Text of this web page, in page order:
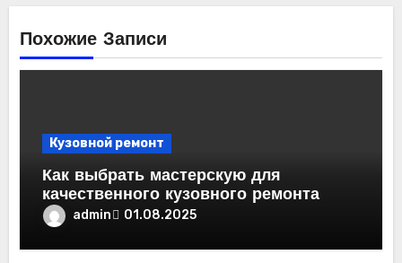
Похожие Записи
Кузовной ремонт
Как выбрать мастерскую для
качественного кузовного ремонта
admin 01.08.2025